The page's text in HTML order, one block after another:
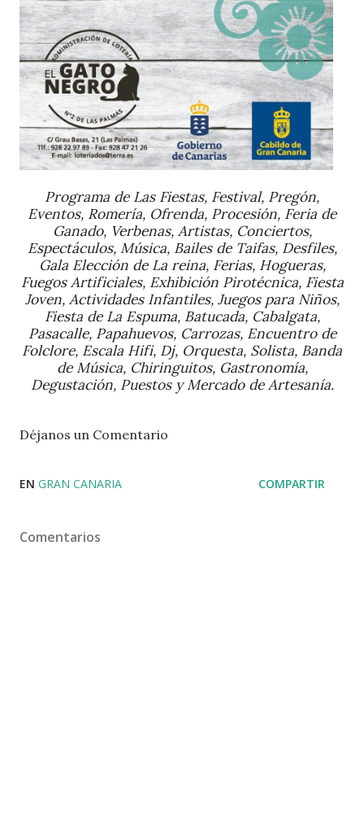
Programa de Las Fiestas, Festival, Pregón,
Eventos, Romería, Ofrenda, Procesión, Feria de
Ganado,Verbenas, Artistas, Conciertos,
Espectáculos, Música, Bailes de Taifas, Desfiles,
Gala Elección de La reina, Ferias, Hogueras,
Fuegos Artificiales, Exhibición Pirotécnica, Fiesta
Joven, Actividades Infantiles, Juegos para Niños,
Fiesta de La Espuma, Batucada, Cabalgata,
Pasacalle, Papahuevos, Carrozas, Encuentro de
Folclore, Escala Hifi, Dj, Orquesta, Solista, Banda
de Música, Chiringuitos, Gastronomía,
Degustación, Puestos y Mercado de Artesanía.
Déjanos un Comentario
EN GRAN CANARIA COMPARTIR
Comentarios